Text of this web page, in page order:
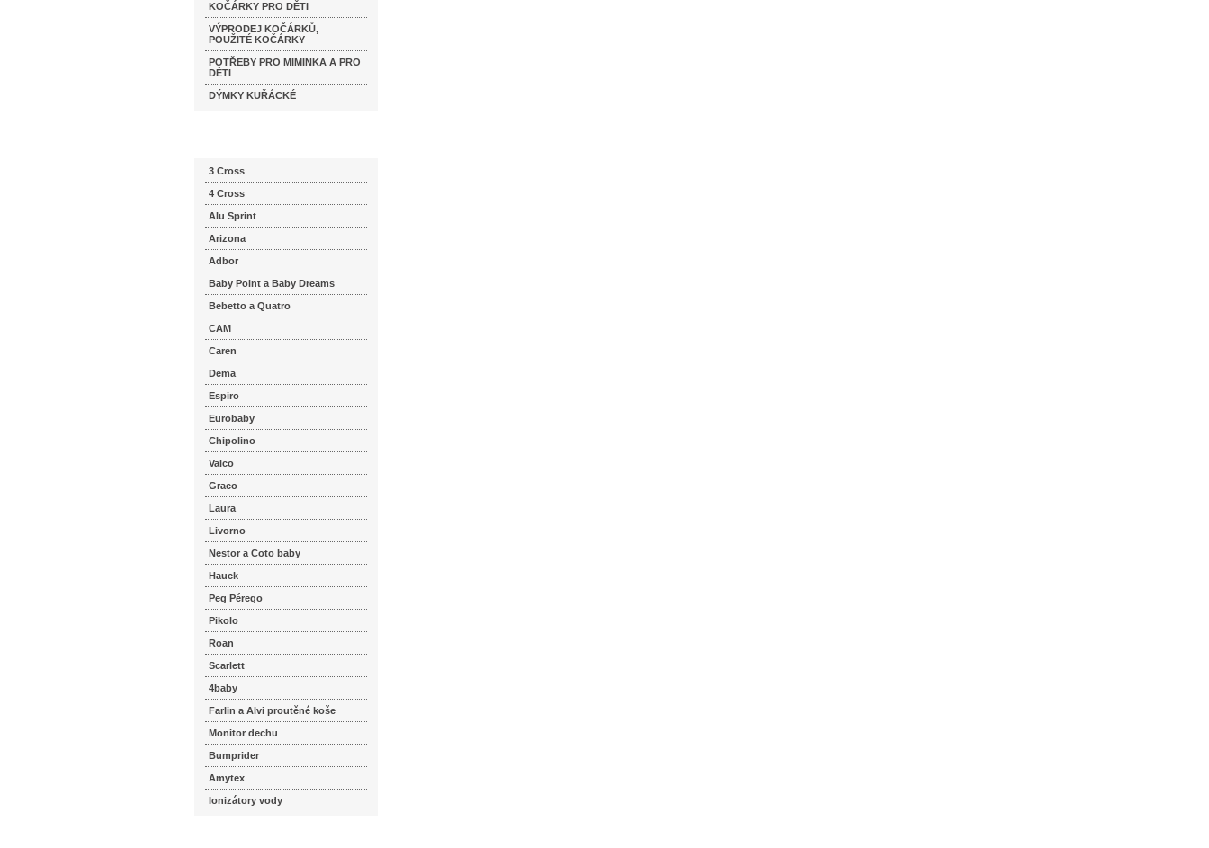
KOČÁRKY PRO DĚTI
VÝPRODEJ KOČÁRKŮ,
POUŽITÉ KOČÁRKY
POTŘEBY PRO MIMINKA A PRO
DĚTI
DÝMKY KUŘÁCKÉ
3 Cross
4 Cross
Alu Sprint
Arizona
Adbor
Baby Point a Baby Dreams
Bebetto a Quatro
CAM
Caren
Dema
Espiro
Eurobaby
Chipolino
Valco
Graco
Laura
Livorno
Nestor a Coto baby
Hauck
Peg Pérego
Pikolo
Roan
Scarlett
4baby
Farlin a Alvi proutěné koše
Monitor dechu
Bumprider
Amytex
Ionizátory vody